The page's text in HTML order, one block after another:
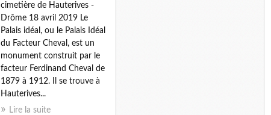
cimetière de Hauterives -
Drôme 18 avril 2019 Le
Palais idéal, ou le Palais Idéal
du Facteur Cheval, est un
monument construit par le
facteur Ferdinand Cheval de
1879 à 1912. Il se trouve à
Hauterives...
Lire la suite